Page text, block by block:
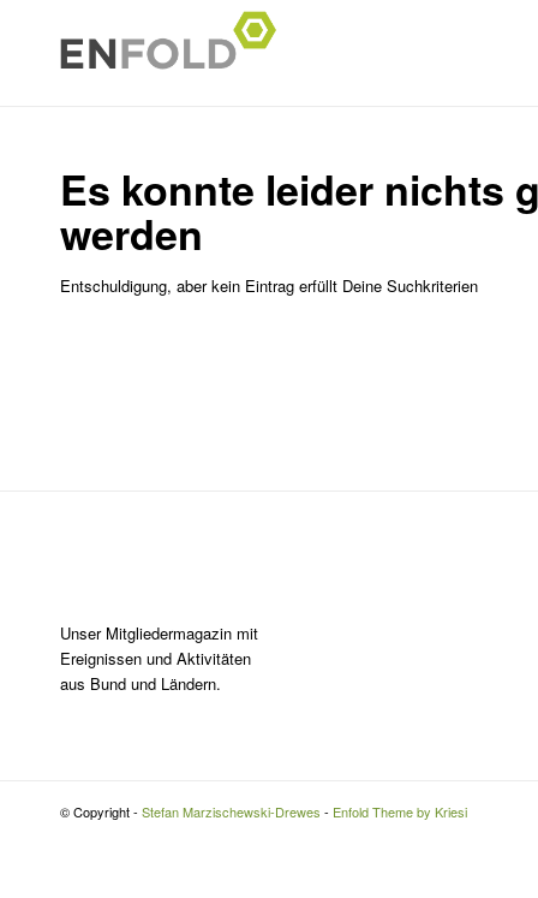
Es konnte leider nichts
werden
Entschuldigung, aber kein Eintrag erfüllt Deine Suchkriterien
Unser Mitgliedermagazin mit
Ereignissen und Aktivitäten
aus Bund und Ländern.
© Copyright - Stefan Marzischewski-Drewes - Enfold Theme by Kriesi